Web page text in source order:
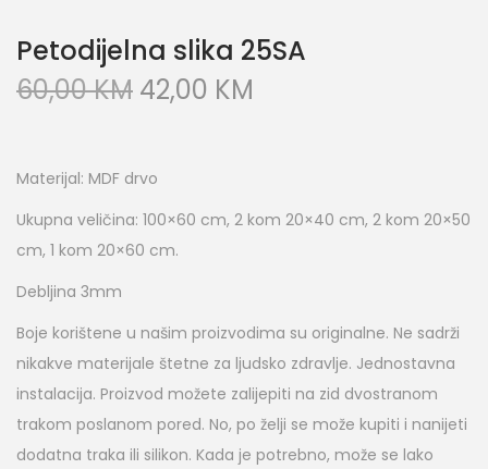
Petodijelna slika 25SA
60,00KM 42,00 KM
Materijal: MDF drvo
Ukupna veličina: 100×60 cm, 2 kom 20×40 cm, 2 kom 20×50
cm, 1 kom 20×60 cm.
Debljina 3mm
Boje korištene u našim proizvodima su originalne. Ne sadrži
nikakve materijale štetne za ljudsko zdravlje. Jednostavna
instalacija. Proizvod možete zalijepiti na zid dvostranom
trakom poslanom pored. No, po želji se može kupiti i nanijeti
dodatna traka ili silikon. Kada je potrebno, može se lako